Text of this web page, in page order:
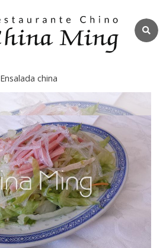
Ensalada china